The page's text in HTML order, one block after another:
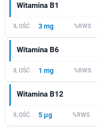
Witamina B1
3 mg
Witamina B6
1 mg
Witamina B12
5 µg